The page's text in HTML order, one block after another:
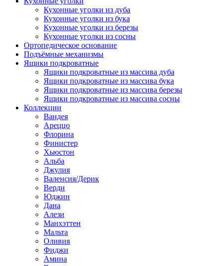
Кухонные уголки из дуба
Кухонные уголки из бука
Кухонные уголки из березы
Кухонные уголки из сосны
Ортопедическое основание
Подъёмные механизмы
Ящики подкроватные
Ящики подкроватные из массива дуба
Ящики подкроватные из массива бука
Ящики подкроватные из массива березы
Ящики подкроватные из массива сосны
Коллекции
Вандея
Ареццо
Флорина
Финистер
Хьюстон
Альба
Джулия
Валенсия/Дерик
Верди
Юджин
Дана
Алези
Манхэттен
Мальта
Оливия
Фиджи
Амина